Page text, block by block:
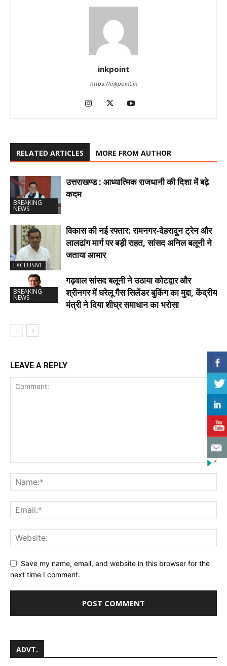
inkpoint
https://inkpoint.in
RELATED ARTICLES MORE FROM AUTHOR
BREAKING
NEWS
उत्तराखण्ड : आध्यात्मिक राजधानी की दिशा में बढ़े
कदम
EXCLUSIVE
विकास की नई रफ्तार: रामनगर-देहरादून ट्रेन और
लालढांग मार्ग पर बड़ी राहत, सांसद अनिल बलूनी ने
जताया आभार
BREAKING
NEWS
गढ़वाल सांसद बलूनी ने उठाया कोटद्वार और
श्रीनगर में घरेलू गैस सिलेंडर बुकिंग का मुद्दा, केंद्रीय
मंत्री ने दिया शीघ्र समाधान का भरोसा
LEAVE A REPLY
Save my name, email, and website in this browser for the
next time I comment.
ADVT.